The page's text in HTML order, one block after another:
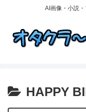
AI画像・小説
HAPPY